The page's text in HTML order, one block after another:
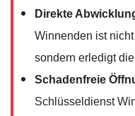
Direkte
Winnenden ist
sondern erledigt
Schadenfreie
Schlüsseldienst